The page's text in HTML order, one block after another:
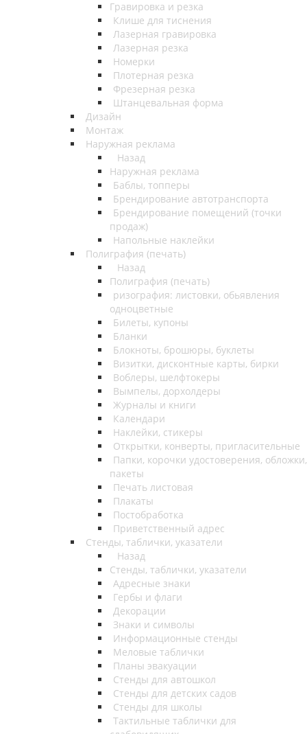
Гравировка и резка
Клише для тиснения
Лазерная гравировка
Лазерная резка
Номерки
Плотерная резка
Фрезерная резка
Штанцевальная форма
Дизайн
Монтаж
Наружная реклама
Назад
Наружная реклама
Баблы, топперы
Брендирование автотранспорта
Брендирование помещений (точки
продаж)
Напольные наклейки
Полиграфия (печать)
Назад
Полиграфия (печать)
ризография: листовки, обьявления
одноцветные
Билеты, купоны
Бланки
Блокноты, брошюры, буклеты
Визитки, дисконтные карты, бирки
Воблеры, шелфтокеры
Вымпелы, дорхолдеры
Журналы и книги
Календари
Наклейки, стикеры
Открытки, конверты, пригласительные
Папки, корочки удостоверения, обложки,
пакеты
Печать листовая
Плакаты
Постобработка
Приветственный адрес
Стенды, таблички, указатели
Назад
Стенды, таблички, указатели
Адресные знаки
Гербы и флаги
Декорации
Знаки и символы
Информационные стенды
Меловые таблички
Планы эвакуации
Стенды для автошкол
Стенды для детских садов
Стенды для школы
Тактильные таблички для